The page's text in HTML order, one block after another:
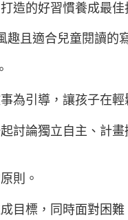
造的好習慣養成最佳
且適合兒童閱讀的
為引導，讓孩子在輕
討論獨立自主、計畫
則。
目標，同時面對困難